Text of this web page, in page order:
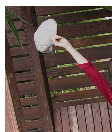
1.本服務係由「台灣大哥大股份有限
用戶於交易時，得透過本服務購買商
買賣價金債權讓與本公司後，依約使
2.基於同意付款使用「大哥付你分期
資料（包含姓名、電話或地址）提
由本公司與您本人進行分期帳單所需
3.完整用戶服務條款，請詳閱以下連
※ 請注意：結帳手續完成當下不需立
購買商品的店家。未經商家同意取消
後付繳納相關費用。
※ 交易是否成功請以「AFTEE先享
是否繳費成功／繳費後需取消欲退款
客戶支援中心」https://
【注意事項】
１．透過由恩沛科技股份有限公司
易，需依本服務之必要範圍內提供個
權轉讓予恩沛科技股份有限公司。
２．關於個人資料處理事宜，請瀏覽
https://aftee.tw/terms/#terms3
３．未成年的使用者請事先徵得法定
7-11取貨付款
每筆NT$70，滿NT$799(含以上)
付款後7-11取貨
每筆NT$70，滿NT$699(含以上)
宅配
每筆NT$100，滿NT$1,000(含以